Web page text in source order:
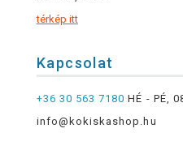
térkép itt
Kapcsolat
+36 30 563 7180 HÉ - PÉ,
info@kokiskashop.hu